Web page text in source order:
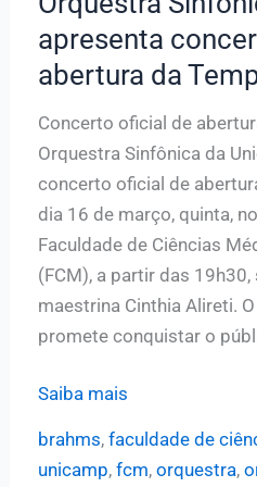
apresenta
abertura da
Concerto oficial de
Orquestra Sinfônica da
concerto oficial de
dia 16 de março, quinta,
Faculdade de Ciências
(FCM), a partir das
maestrina Cinthia Alireti.
promete conquistar o
Orquestra
Saiba mais
brahms, faculdade de
unicamp, fcm, orquestra,